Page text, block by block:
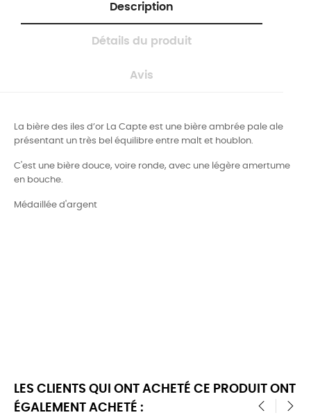
Description
Détails du produit
Avis
La bière des iles d’or La Capte est une bière ambrée pale ale
présentant un très bel équilibre entre malt et houblon.
C'est une bière douce, voire ronde, avec une légère amertume
en bouche.
Médaillée d'argent
LES CLIENTS QUI ONT ACHETÉ CE PRODUIT ONT
ÉGALEMENT ACHETÉ :